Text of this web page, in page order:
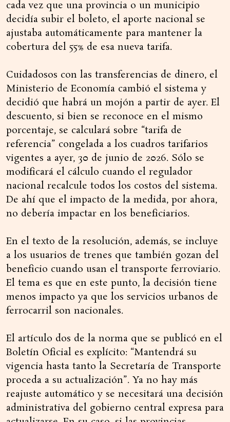
cada vez que una provincia o un municipio
decidía subir el boleto, el aporte nacional se
ajustaba automáticamente para mantener la
cobertura del 55% de esa nueva tarifa.
Cuidadosos con las transferencias de dinero, el
Ministerio de Economía cambió el sistema y
decidió que habrá un mojón a partir de ayer. El
descuento, si bien se reconoce en el mismo
porcentaje, se calculará sobre “tarifa de
referencia” congelada a los cuadros tarifarios
vigentes a ayer, 30 de junio de 2026. Sólo se
modificará el cálculo cuando el regulador
nacional recalcule todos los costos del sistema.
De ahí que el impacto de la medida, por ahora,
no debería impactar en los beneficiarios.
En el texto de la resolución, además, se incluye
a los usuarios de trenes que también gozan del
beneficio cuando usan el transporte ferroviario.
El tema es que en este punto, la decisión tiene
menos impacto ya que los servicios urbanos de
ferrocarril son nacionales.
El artículo dos de la norma que se publicó en el
Boletín Oficial es explícito: “Mantendrá su
vigencia hasta tanto la Secretaría de Transporte
proceda a su actualización”. Ya no hay más
reajuste automático y se necesitará una decisión
administrativa del gobierno central expresa para